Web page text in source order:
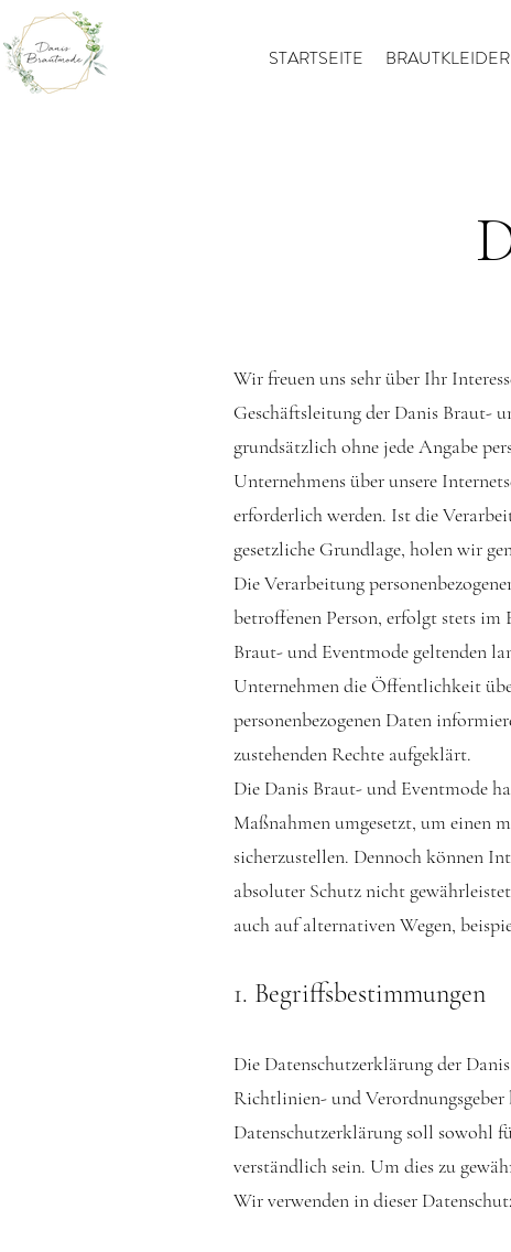
STARTSEITE BRAUTKLEIDER
Wir freuen uns sehr über Ihr
Geschäftsleitung der Danis Braut-
grundsätzlich ohne jede Angabe
Unternehmens über unsere
erforderlich werden. Ist die
gesetzliche Grundlage, holen wir
Die Verarbeitung
betroffenen Person, erfolgt stets
Braut- und Eventmode geltenden
Unternehmen die Öffentlichkeit
personenbezogenen Daten
zustehenden Rechte aufgeklärt.
Die Danis Braut- und Eventmode
Maßnahmen umgesetzt, um einen
sicherzustellen. Dennoch können
absoluter Schutz nicht
auch auf alternativen Wegen,
1. Begriffsbestimmungen
Die Datenschutzerklärung der
Richtlinien- und
Datenschutzerklärung soll sowohl
verständlich sein. Um dies zu
Wir verwenden in dieser